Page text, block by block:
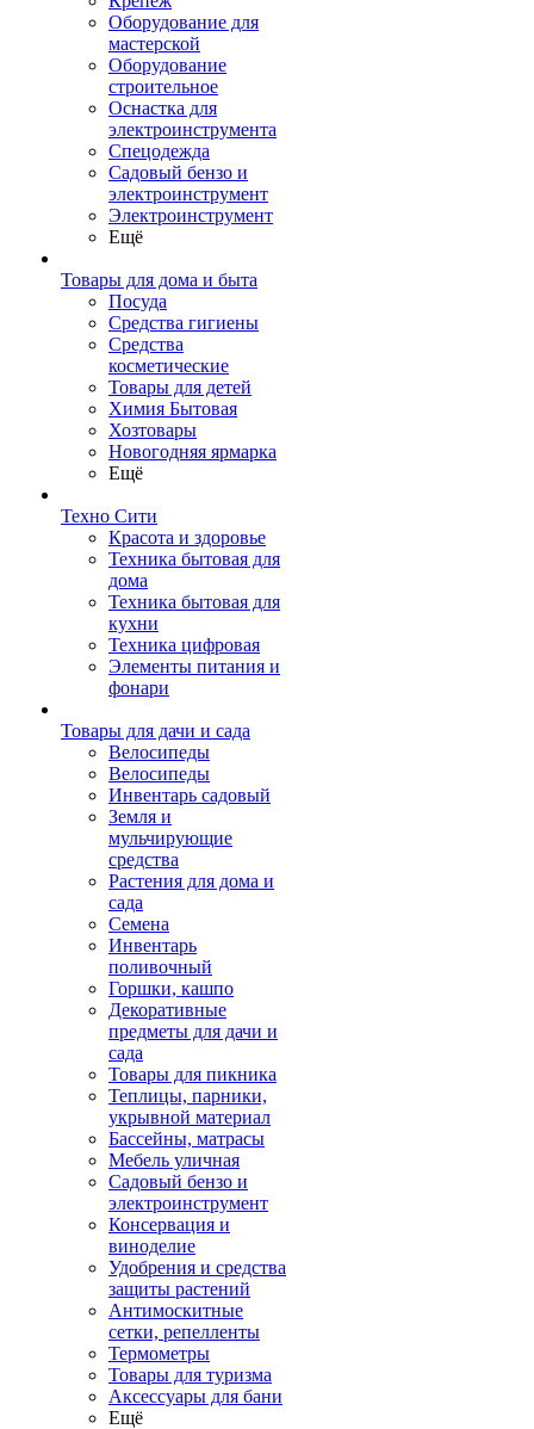
Оборудование для
мастерской
Оборудование
строительное
Оснастка для
электроинструмента
Спецодежда
Садовый бензо и
электроинструмент
Электроинструмент
Ещё
Товары для дома и быта
Посуда
Средства гигиены
Средства
косметические
Товары для детей
Химия Бытовая
Хозтовары
Новогодняя ярмарка
Ещё
Техно Сити
Красота и здоровье
Техника бытовая для
дома
Техника бытовая для
кухни
Техника цифровая
Элементы питания и
фонари
Товары для дачи и сада
Велосипеды
Велосипеды
Инвентарь садовый
Земля и
мульчирующие
средства
Растения для дома и
сада
Семена
Инвентарь
поливочный
Горшки, кашпо
Декоративные
предметы для дачи и
сада
Товары для пикника
Теплицы, парники,
укрывной материал
Бассейны, матрасы
Мебель уличная
Садовый бензо и
электроинструмент
Консервация и
виноделие
Удобрения и средства
защиты растений
Антимоскитные
сетки, репелленты
Термометры
Товары для туризма
Аксессуары для бани
Ещё